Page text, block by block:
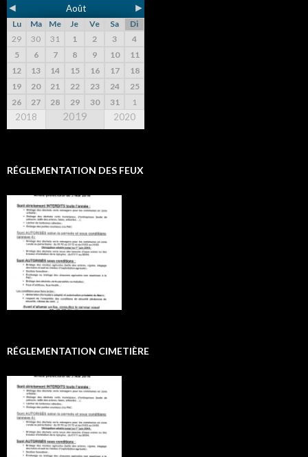
◄ Août ►
Lu Ma Me Je Ve Sa
Di
29
30 31 1 2 3
4
5
6 7 8 9 10
11
12
13 14 15 16 17
18
19
20 21 22 23 24
25
26
27 28 29 30 31 1
2018 2019 2020
RÉGLEMENTATION DES FEUX
RÉGLEMENTATION CIMETIÈRE